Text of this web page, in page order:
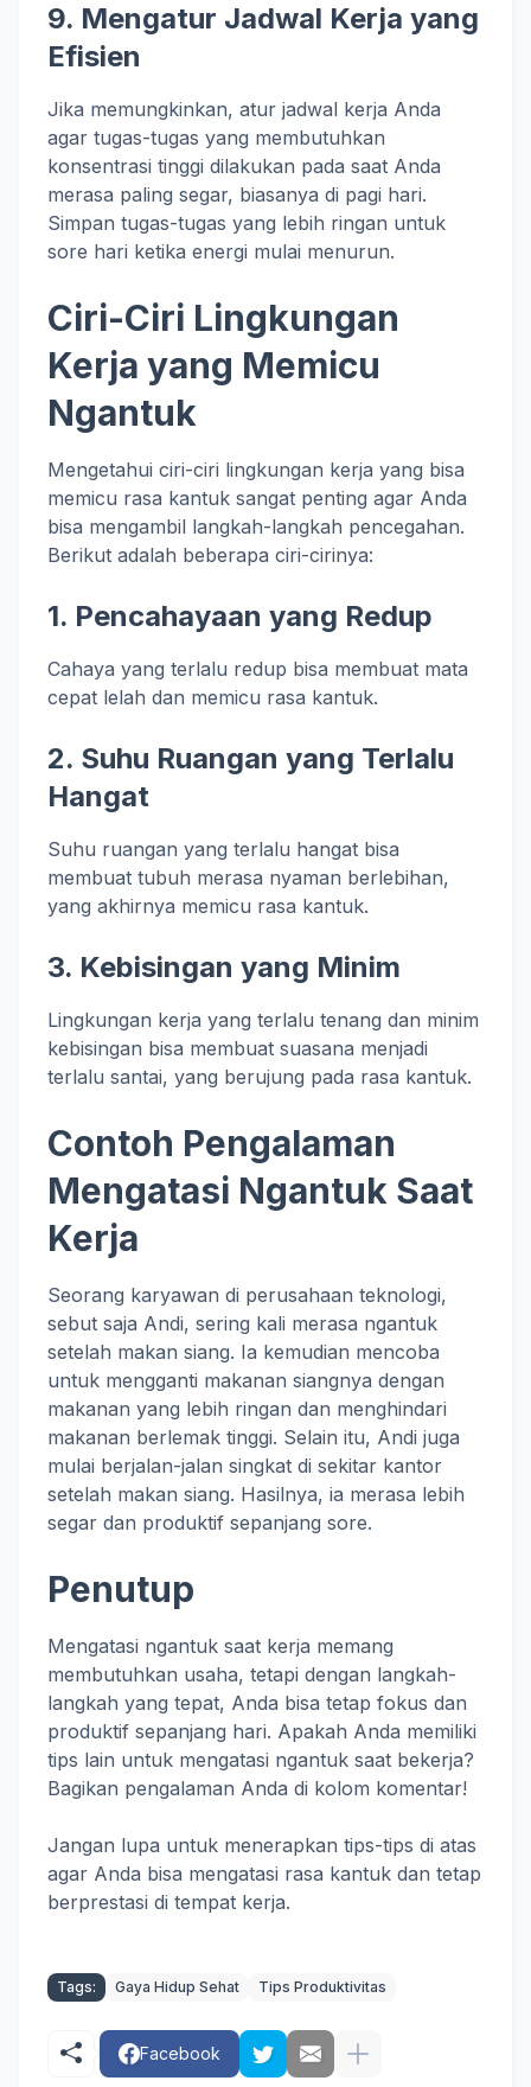
9. Mengatur Jadwal Kerja yang
Efisien
Jika memungkinkan, atur jadwal kerja Anda
agar tugas-tugas yang membutuhkan
konsentrasi tinggi dilakukan pada saat Anda
merasa paling segar, biasanya di pagi hari.
Simpan tugas-tugas yang lebih ringan untuk
sore hari ketika energi mulai menurun.
Ciri-Ciri Lingkungan
Kerja yang Memicu
Ngantuk
Mengetahui ciri-ciri lingkungan kerja yang bisa
memicu rasa kantuk sangat penting agar Anda
bisa mengambil langkah-langkah pencegahan.
Berikut adalah beberapa ciri-cirinya:
1. Pencahayaan yang Redup
Cahaya yang terlalu redup bisa membuat mata
cepat lelah dan memicu rasa kantuk.
2. Suhu Ruangan yang Terlalu
Hangat
Suhu ruangan yang terlalu hangat bisa
membuat tubuh merasa nyaman berlebihan,
yang akhirnya memicu rasa kantuk.
3. Kebisingan yang Minim
Lingkungan kerja yang terlalu tenang dan minim
kebisingan bisa membuat suasana menjadi
terlalu santai, yang berujung pada rasa kantuk.
Contoh Pengalaman
Mengatasi Ngantuk Saat
Kerja
Seorang karyawan di perusahaan teknologi,
sebut saja Andi, sering kali merasa ngantuk
setelah makan siang. Ia kemudian mencoba
untuk mengganti makanan siangnya dengan
makanan yang lebih ringan dan menghindari
makanan berlemak tinggi. Selain itu, Andi juga
mulai berjalan-jalan singkat di sekitar kantor
setelah makan siang. Hasilnya, ia merasa lebih
segar dan produktif sepanjang sore.
Penutup
Mengatasi ngantuk saat kerja memang
membutuhkan usaha, tetapi dengan langkah-
langkah yang tepat, Anda bisa tetap fokus dan
produktif sepanjang hari. Apakah Anda memiliki
tips lain untuk mengatasi ngantuk saat bekerja?
Bagikan pengalaman Anda di kolom komentar!
Jangan lupa untuk menerapkan tips-tips di atas
agar Anda bisa mengatasi rasa kantuk dan tetap
berprestasi di tempat kerja.
Tags: Gaya Hidup Sehat Tips Produktivitas
Facebook